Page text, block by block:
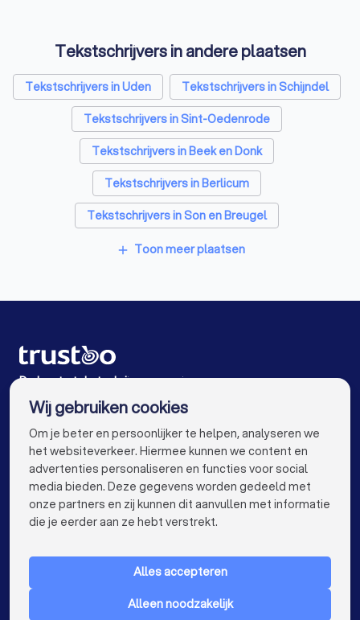
Grafisch ontwerpers in Veghel
Reclamebureaus in Veghel
Accountants in Veghel
Tekstschrijvers in andere plaatsen
Tekstschrijvers in Uden
Tekstschrijvers in Schijndel
Tekstschrijvers in Sint-Oedenrode
Tekstschrijvers in Beek en Donk
Tekstschrijvers in Berlicum
Tekstschrijvers in Son en Breugel
Tekstschrijvers in Gemert
Tekstschrijvers in Amsterdam
Tekstschrijvers in Rotterdam
Tekstschrijvers in Den Haag
Tekstschrijvers in Utrecht
Tekstschrijvers in Eindhoven
Tekstschrijvers in Groningen
Tekstschrijvers in Almere
Tekstschrijvers in Breda
add Toon meer plaatsen
De beste tekstschrijvers voor jou
VOOR PARTICULIEREN keyboard_arrow_down
Wij gebruiken cookies
Om je beter en persoonlijker te helpen, analyseren we
het websiteverkeer. Hiermee kunnen we content en
advertenties personaliseren en functies voor social
media bieden. Deze gegevens worden gedeeld met
onze partners en zij kunnen dit aanvullen met informatie
die je eerder aan ze hebt verstrekt.
Alles accepteren
Alleen noodzakelijk